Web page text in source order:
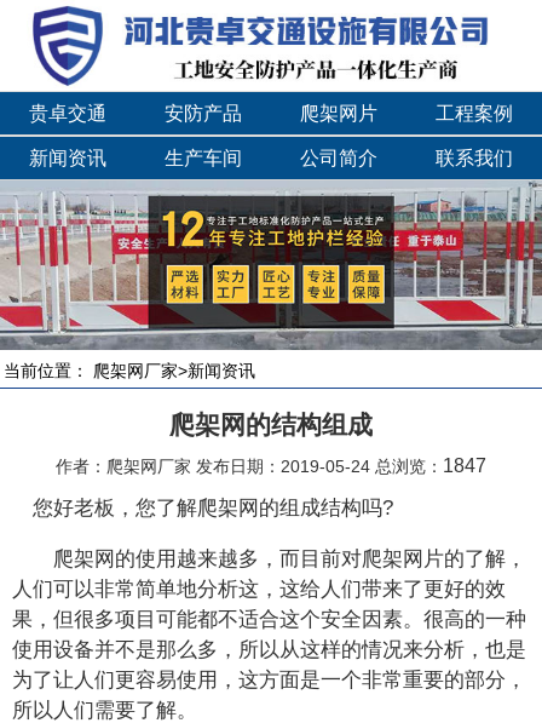
贵卓交通 安防产品 爬架网片 工程案例
新闻资讯 生产车间 公司简介 联系我们
当前位置： 爬架网厂家>新闻资讯
爬架网的结构组成
作者：爬架网厂家 发布日期：2019-05-24 总浏览： 1847
您好老板，您了解爬架网的组成结构吗?
爬架网的使用越来越多，而目前对爬架网片的了解，
人们可以非常简单地分析这，这给人们带来了更好的效
果，但很多项目可能都不适合这个安全因素。很高的一种
使用设备并不是那么多，所以从这样的情况来分析，也是
为了让人们更容易使用，这方面是一个非常重要的部分，
所以人们需要了解。